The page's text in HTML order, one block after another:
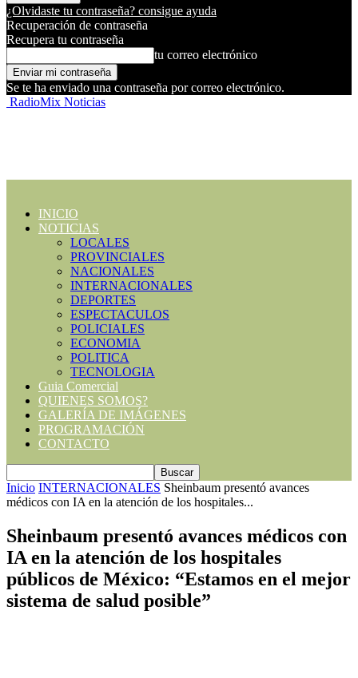
¿Olvidaste tu contraseña? consigue ayuda
Recuperación de contraseña
Recupera tu contraseña
tu correo electrónico
Se te ha enviado una contraseña por correo electrónico.
RadioMix Noticias
INICIO
NOTICIAS
LOCALES
PROVINCIALES
NACIONALES
INTERNACIONALES
DEPORTES
ESPECTACULOS
POLICIALES
ECONOMIA
POLITICA
TECNOLOGIA
Guia Comercial
QUIENES SOMOS?
GALERÍA DE IMÁGENES
PROGRAMACIÓN
CONTACTO
Inicio INTERNACIONALES Sheinbaum presentó avances
médicos con IA en la atención de los hospitales...
Sheinbaum presentó avances médicos con
IA en la atención de los hospitales
públicos de México: “Estamos en el mejor
sistema de salud posible”